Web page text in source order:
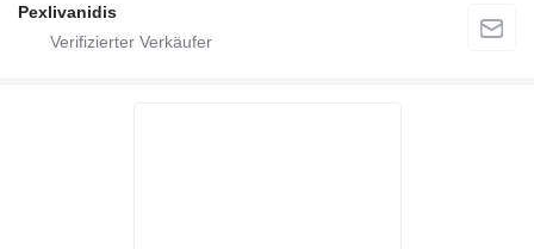
Pexlivanidis